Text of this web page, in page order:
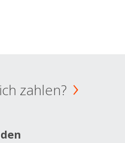
zahlen?